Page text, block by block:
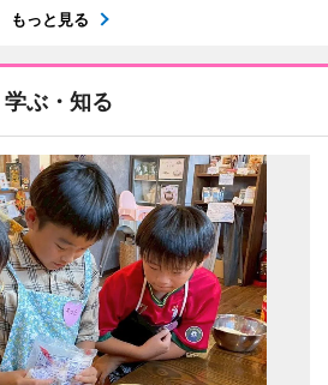
もっと見る
学ぶ・知る